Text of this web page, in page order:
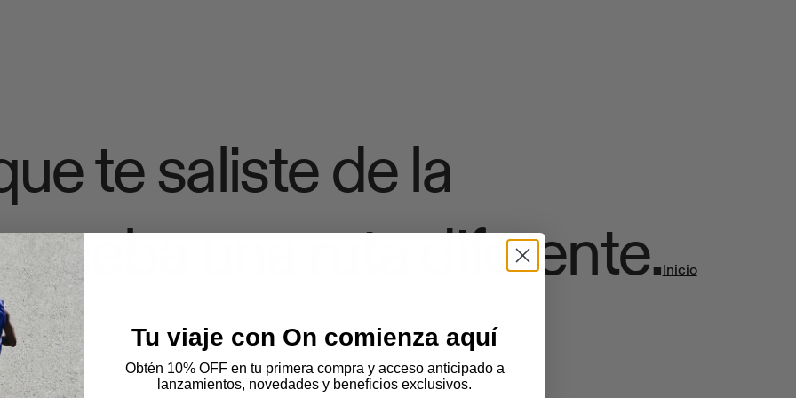
te saliste de la
una ruta diferente.Inicio
Tu viaje con On comienza aquí
Obtén 10% OFF en tu primera compra y acceso anticipado a
lanzamientos, novedades y beneficios exclusivos.